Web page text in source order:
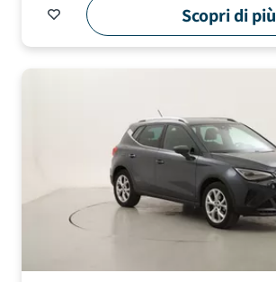
Scopri di più